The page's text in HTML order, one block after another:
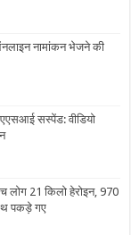
नामांकन भेजने की
सस्पेंड: वीडियो
लोग 21 किलो हेरोइन, 970
पकड़े गए